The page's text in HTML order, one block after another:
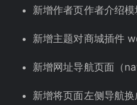
新增作者页作者介绍模
新增主题对商城插件
新增网址导航页面（
新增将页面左侧导航